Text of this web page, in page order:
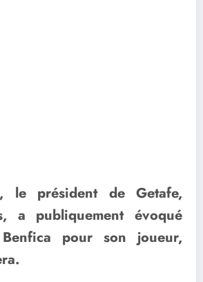
le président de Getafe,
a publiquement évoqué
pour son joueur,